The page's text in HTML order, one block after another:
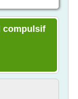
compulsif